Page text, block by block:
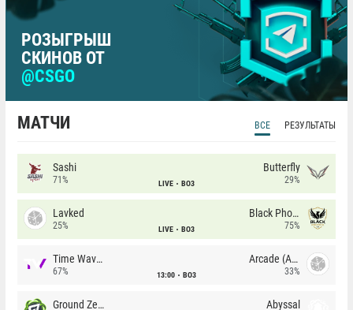
РОЗЫГРЫШ
СКИНОВ ОТ
@CSGO
МАТЧИ ВСЕ РЕЗУЛЬТАТЫ
Sashi
71% LIVE BO3
Butterfly
29%
Lavked
25% LIVE BO3
Black Phoenix
75%
Time Waves
67% 13:00 BO3
Arcade (AU)
33%
Ground Zero Abyssal